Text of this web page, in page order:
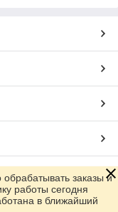
заказы и
работы сегодня
в ближайший